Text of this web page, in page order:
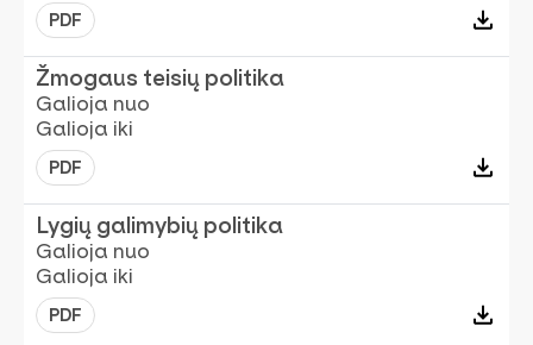
PDF
Žmogaus teisių politika
Galioja nuo
Galioja iki
PDF
Lygių galimybių politika
Galioja nuo
Galioja iki
PDF